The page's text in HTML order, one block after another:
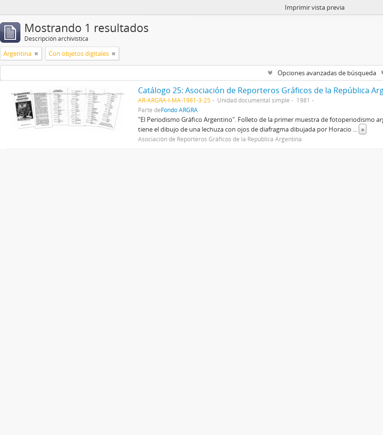
Imprimir vista previa
Mostrando 1 resultados
Descripción archivística
Argentina Con objetos digitales
Opciones avanzadas de búsqueda
Catálogo 25: Asociación de Reporteros Gráficos de la República
AR-ARGRA-I-MA-1981-3-25 Unidad documental simple
1981
Parte deFondo ARGRA
"El Periodismo Gráfico Argentino". Folleto de la primer muestra de fotoperiodismo
tiene el dibujo de una lechuza con ojos de diafragma dibujada por Horacio ... »
Asociación de Reporteros Gráficos de la República Argentina